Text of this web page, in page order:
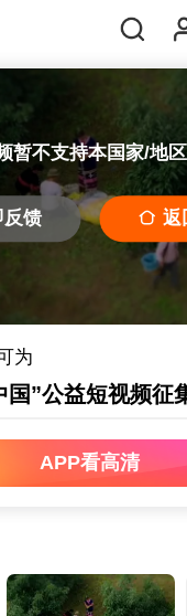
暂不支持本国家/地
反馈 返
为
国”公益短视频征
APP看高清